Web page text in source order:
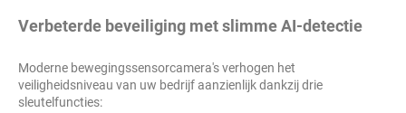
Verbeterde beveiliging met slimme AI-detectie
Moderne bewegingssensorcamera's verhogen het
veiligheidsniveau van uw bedrijf aanzienlijk dankzij drie
sleutelfuncties: